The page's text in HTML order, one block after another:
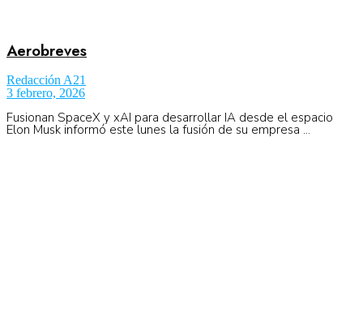
Aerobreves
Redacción A21
3 febrero, 2026
Fusionan SpaceX y xAI para desarrollar IA desde el espacio
Elon Musk informó este lunes la fusión de su empresa ...